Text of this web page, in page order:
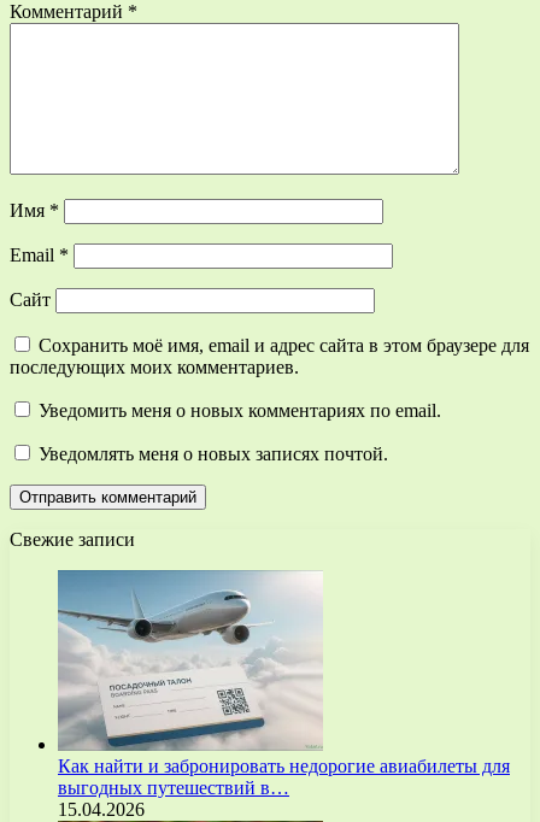
Комментарий *
Имя *
Email *
Сайт
Сохранить моё имя, email и адрес сайта в этом браузере для
последующих моих комментариев.
Уведомить меня о новых комментариях по email.
Уведомлять меня о новых записях почтой.
Свежие записи
Как найти и забронировать недорогие авиабилеты для
выгодных путешествий в…
15.04.2026